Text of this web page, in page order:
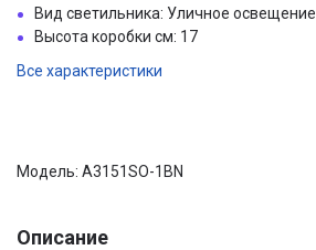
Вид светильника: Уличное освещение
Высота коробки см: 17
Все характеристики
Модель: A3151SO-1BN
Описание